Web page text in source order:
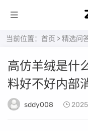
当前位置： 首页 >精选问
高仿羊绒是什
料好不好内部
sddy008